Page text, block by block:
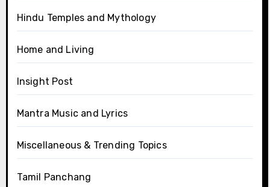
Hindu Temples and Mythology
Home and Living
Insight Post
Mantra Music and Lyrics
Miscellaneous & Trending Topics
Tamil Panchang